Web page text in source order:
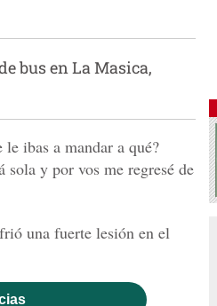
bus en La Masica,
ibas a mandar a qué?
sola y por vos me regresé de
una fuerte lesión en el